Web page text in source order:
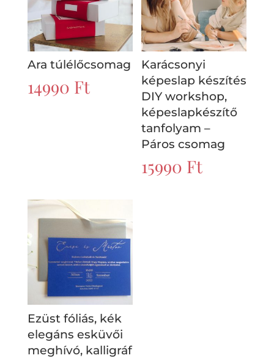
Ara túlélőcsomag
14990 Ft
Karácsonyi
képeslap készítés
DIY workshop,
képeslapkészítő
tanfolyam –
Páros csomag
15990 Ft
Ezüst fóliás, kék
elegáns esküvői
meghívó, kalligráf